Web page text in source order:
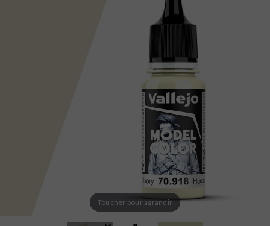
Toucher pour agrandir